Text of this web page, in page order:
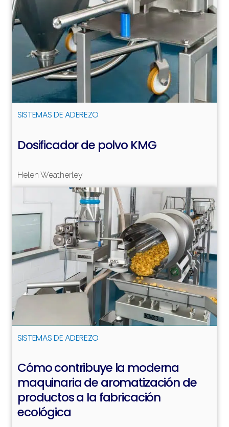
SISTEMAS DE ADEREZO
Dosificador de polvo KMG
Helen Weatherley
SISTEMAS DE ADEREZO
Cómo contribuye la moderna
maquinaria de aromatización de
productos a la fabricación
ecológica